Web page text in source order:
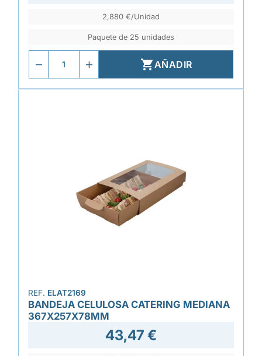
2,880 €/Unidad
Paquete de 25 unidades
AÑADIR
REF. ELAT2169
BANDEJA CELULOSA CATERING MEDIANA
367X257X78MM
43,47 €